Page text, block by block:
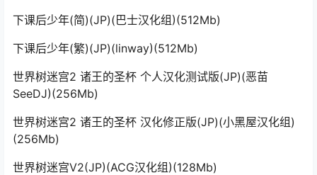
下课后少年(简)(JP)(巴士汉化组)(512Mb)
下课后少年(繁)(JP)(linway)(512Mb)
世界树迷宫2 诸王的圣杯 个人汉化测试版(JP)(恶苗
SeeDJ)(256Mb)
世界树迷宫2 诸王的圣杯 汉化修正版(JP)(小黑屋汉化组)
(256Mb)
世界树迷宫V2(JP)(ACG汉化组)(128Mb)